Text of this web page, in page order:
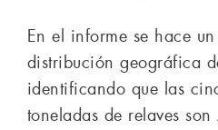
En el informe se hace
distribución geográfica
identificando que las
toneladas de relaves